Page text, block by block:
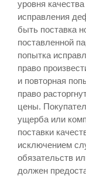
уровня
исправления
быть поставка
поставленной
попытка
право
и повторная
право
цены.
ущерба или
поставки
исключением
обязательств
должен